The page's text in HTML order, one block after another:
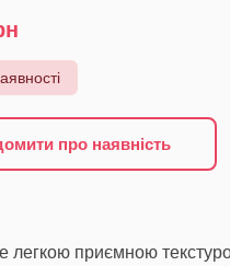
про наявність
легкою приємною